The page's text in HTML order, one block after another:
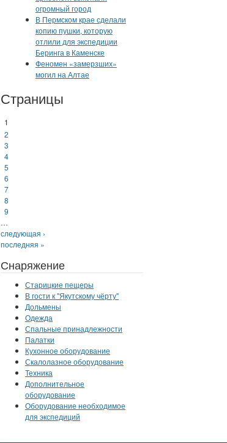
огромный город
В Пермском крае сделали
копию пушки, которую
отлили для экспедиции
Беринга в Каменске
Феномен «замерзших»
могил на Алтае
Страницы
1
2
3
4
5
6
7
8
9
…
следующая ›
последняя »
Снаряжение
Старицкие пещеры
В гости к "Якутскому чёрту"
Дольмены
Одежда
Спальные принадлежности
Палатки
Кухонное оборудование
Скалолазное оборудование
Техника
Дополнительное
оборудование
Оборудование необходимое
для экспедиций